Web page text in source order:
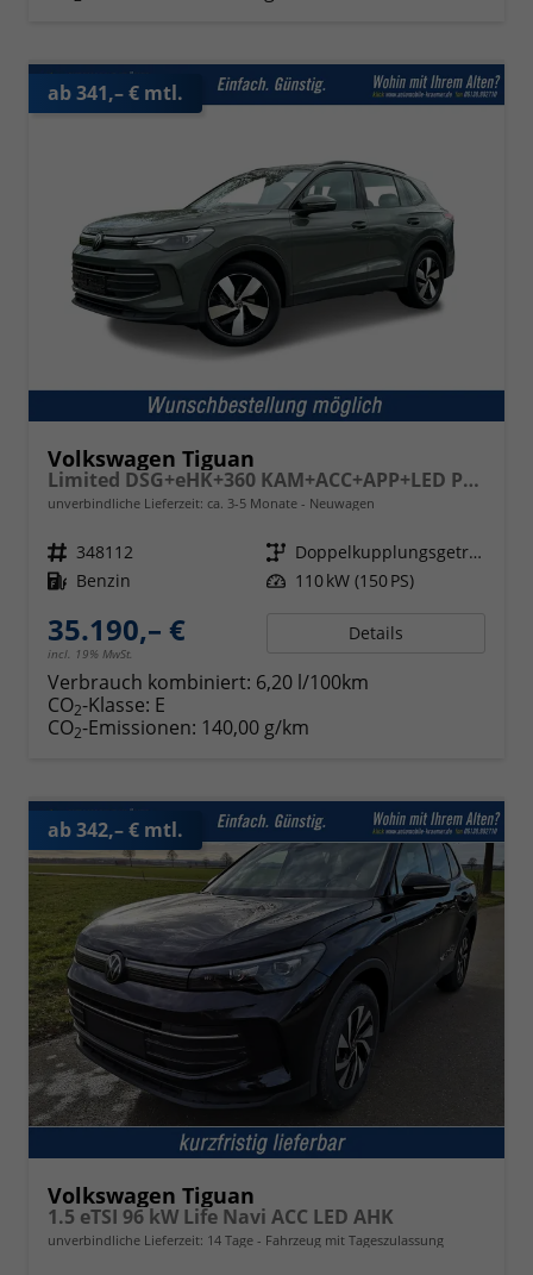
ab 341,– € mtl.
Volkswagen Tiguan
Limited DSG+eHK+360 KAM+ACC+APP+LED PLUS+17" LM+KLIMA
unverbindliche Lieferzeit: ca. 3-5 Monate Neuwagen
Fahrzeugnr. 348112 Getriebe
Doppelkupplungsgetriebe (DSG)
Kraftstoff Benzin Leistung 110 kW (150 PS)
35.190,– €
incl. 19% MwSt.
Details
Verbrauch kombiniert: 6,20 l/100km
CO2-Klasse: E
CO2-Emissionen: 140,00 g/km
ab 342,– € mtl.
Volkswagen Tiguan
1.5 eTSI 96 kW Life Navi ACC LED AHK
unverbindliche Lieferzeit: 14 Tage Fahrzeug mit Tageszulassung